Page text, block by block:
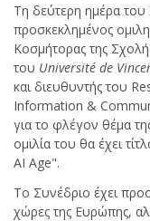
Τη δεύτερη ημέρα
προσκεκλημένος
Κοσμήτορας της
του Université de
και διευθυντής του
Information &
για το φλέγον θέμα
ομιλία του θα έχει
AI Age".
Το Συνέδριο έχει
χώρες της Ευρώπης,